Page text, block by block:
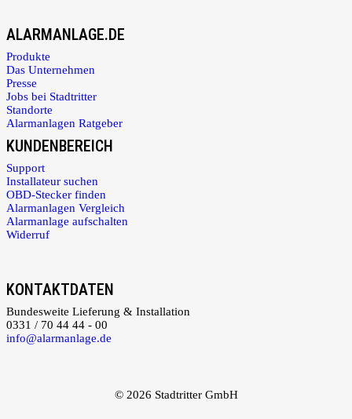
ALARMANLAGE.DE
Produkte
Das Unternehmen
Presse
Jobs bei Stadtritter
Standorte
Alarmanlagen Ratgeber
KUNDENBEREICH
Support
Installateur suchen
OBD-Stecker finden
Alarmanlagen Vergleich
Alarmanlage aufschalten
Widerruf
KONTAKTDATEN
Bundesweite Lieferung & Installation
0331 / 70 44 44 - 00
info@alarmanlage.de
© 2026 Stadtritter GmbH